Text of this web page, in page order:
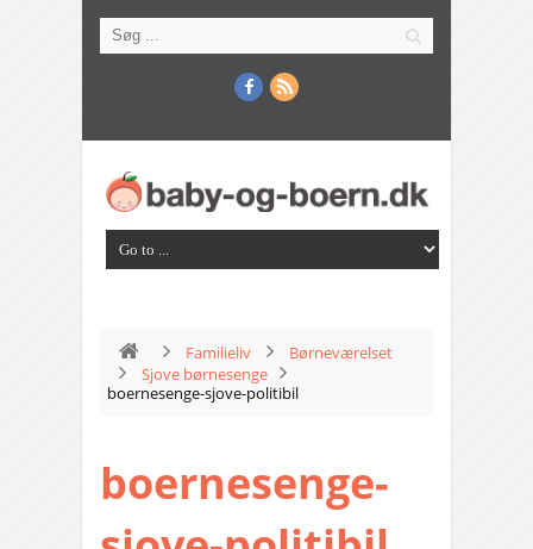
Familieliv
Børneværelset
Sjove børnesenge
boernesenge-sjove-politibil
boernesenge-